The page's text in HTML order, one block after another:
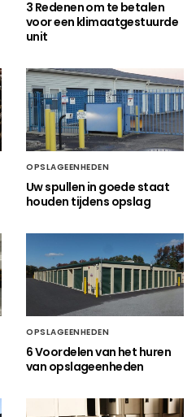
3 Redenen om te betalen
voor een klimaatgestuurde
unit
OPSLAGEENHEDEN
Uw spullen in goede staat
houden tijdens opslag
OPSLAGEENHEDEN
6 Voordelen van het huren
van opslageenheden